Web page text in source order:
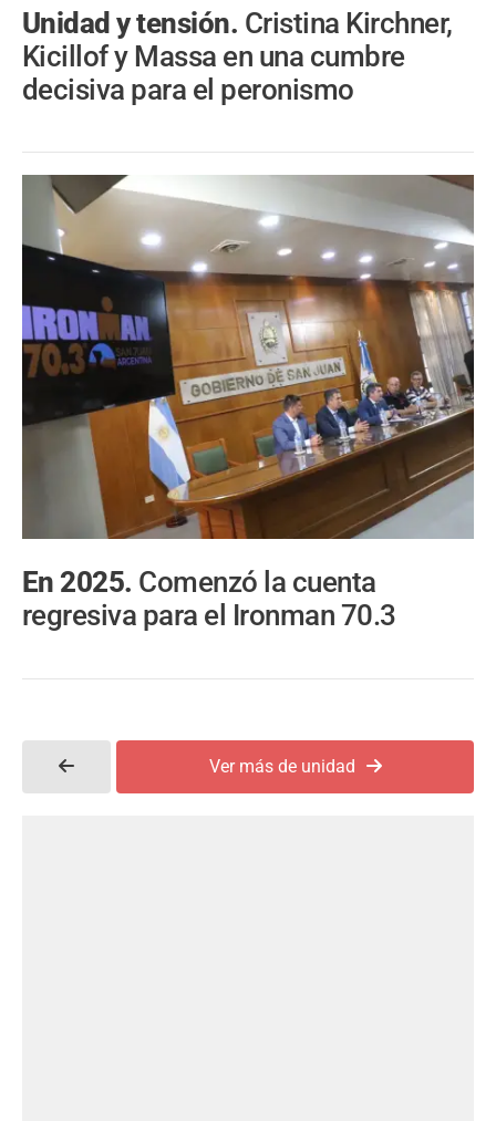
Unidad y tensión. Cristina Kirchner,
Kicillof y Massa en una cumbre
decisiva para el peronismo
En 2025. Comenzó la cuenta
regresiva para el Ironman 70.3
Ver más de unidad